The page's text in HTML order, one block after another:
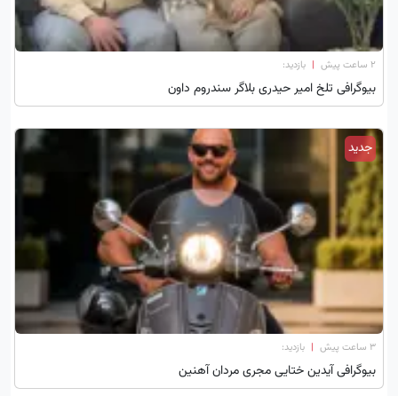
۲ ساعت پیش | بازدید:
بیوگرافی تلخ امیر حیدری بلاگر سندروم داون
جدید
۳ ساعت پیش | بازدید:
بیوگرافی آیدین ختایی مجری مردان آهنین